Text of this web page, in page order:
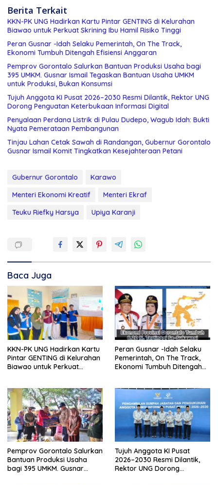
Berita Terkait
KKN-PK UNG Hadirkan Kartu Pintar GENTING di Kelurahan
Biawao untuk Perkuat Skrining Ibu Hamil Risiko Tinggi
Peran Gusnar -Idah Selaku Pemerintah, On The Track,
Ekonomi Tumbuh Ditengah Efisiensi Anggaran
Pemprov Gorontalo Salurkan Bantuan Produksi Usaha bagi
395 UMKM. Gusnar Ismail Tegaskan Bantuan Usaha UMKM
untuk Produksi, Bukan Konsumsi
Tujuh Anggota KI Pusat 2026–2030 Resmi Dilantik, Rektor UNG
Dorong Penguatan Keterbukaan Informasi Digital
Penyalaan Perdana Listrik di Pulau Dudepo, Wagub Idah: Bukti
Nyata Pemerataan Pembangunan
Tinjau Lahan Cetak Sawah di Randangan, Gubernur Gorontalo
Gusnar Ismail Komit Tingkatkan Kesejahteraan Petani
Gubernur Gorontalo
Karawo
Menteri Ekonomi Kreatif
Menteri Ekraf
Teuku Riefky Harsya
Upiya Karanji
Baca Juga
KKN-PK UNG Hadirkan Kartu
Pintar GENTING di Kelurahan
Biawao untuk Perkuat
Peran Gusnar -Idah Selaku
Pemerintah, On The Track,
Ekonomi Tumbuh Ditengah
Pemprov Gorontalo Salurkan
Bantuan Produksi Usaha
bagi 395 UMKM. Gusnar
Tujuh Anggota KI Pusat
2026–2030 Resmi Dilantik,
Rektor UNG Dorong